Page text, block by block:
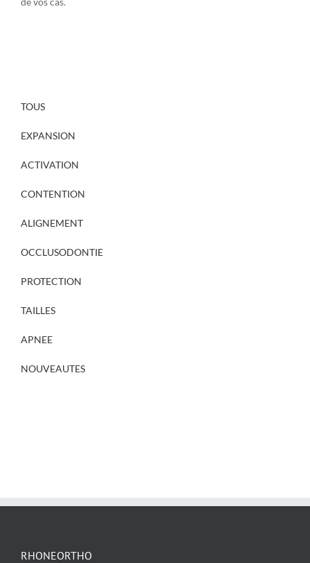
TOUS
EXPANSION
ACTIVATION
CONTENTION
ALIGNEMENT
OCCLUSODONTIE
PROTECTION
TAILLES
APNEE
NOUVEAUTES
RHONEORTHO